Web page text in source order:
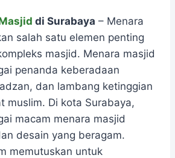
di Surabaya – Menara
salah satu elemen penting
masjid. Menara masjid
penanda keberadaan
dan lambang ketinggian
muslim. Di kota Surabaya,
macam menara masjid
desain yang beragam.
memutuskan untuk